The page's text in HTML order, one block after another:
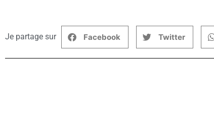
Je partage sur Facebook Twitter